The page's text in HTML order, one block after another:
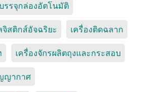
รรจุกล่องอัตโนมัติ
สติกส์อัจฉริยะ เครื่องติดฉลาก
เครื่องจักรผลิตถุงและกระสอบ
ญากาศ